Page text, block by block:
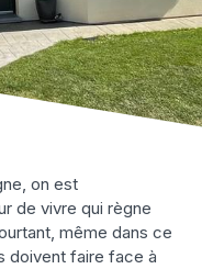
on est
de vivre qui règne
même dans ce
doivent faire face à